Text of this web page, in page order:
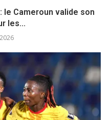
le Cameroun valide son
les...